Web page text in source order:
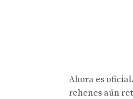
Ahora es
rehenes aún